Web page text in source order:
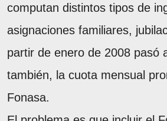
computan distintos tipos de
asignaciones familiares,
partir de enero de 2008 pasó
también, la cuota mensual
Fonasa.